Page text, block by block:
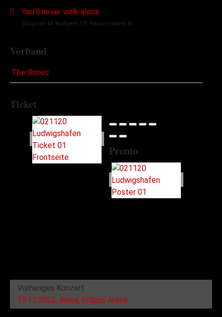
You'll never walk alone
(Original: M: Rodgers / T: Hammerstein II)
Vorband
The Bones
Ticket
Promo
Vorheriges Konzert
19.11.2002, Riesa, Erdgas Arena